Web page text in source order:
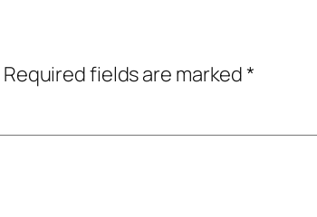
Required fields are marked*